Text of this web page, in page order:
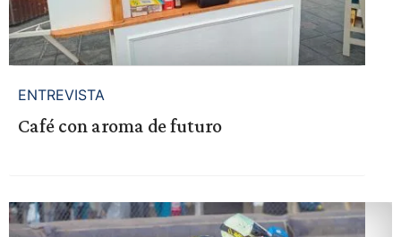
ENTREVISTA
Café con aroma de futuro